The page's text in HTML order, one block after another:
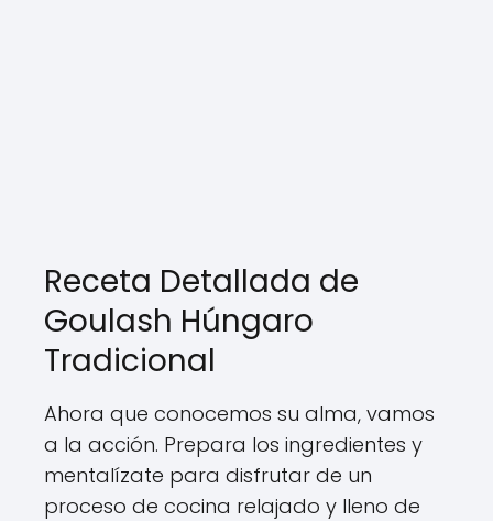
Receta Detallada de
Goulash Húngaro
Tradicional
Ahora que conocemos su alma, vamos
a la acción. Prepara los ingredientes y
mentalízate para disfrutar de un
proceso de cocina relajado y lleno de